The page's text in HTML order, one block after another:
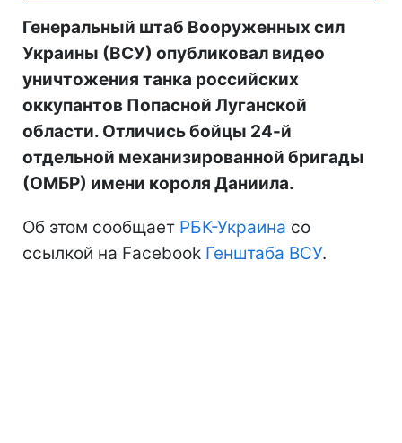
Генеральный штаб Вооруженных сил
Украины (ВСУ) опубликовал видео
уничтожения танка российских
оккупантов Попасной Луганской
области. Отличись бойцы 24-й
отдельной механизированной бригады
(ОМБР) имени короля Даниила.
Об этом сообщает РБК-Украина со
ссылкой на Facebook Генштаба ВСУ.